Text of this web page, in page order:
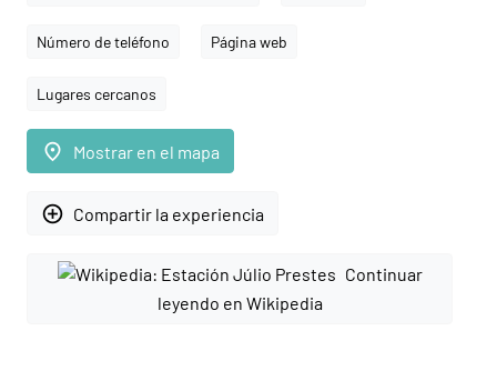
Número de teléfono Página web
Lugares cercanos
place Mostrar en el mapa
add_circle_outline Compartir la experiencia
Continuar
leyendo en Wikipedia